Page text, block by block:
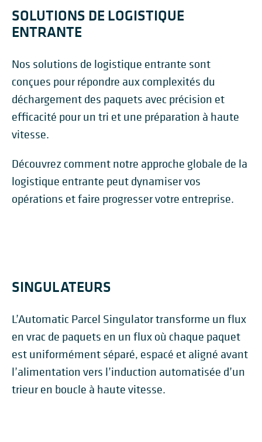
SOLUTIONS DE LOGISTIQUE
ENTRANTE
Nos solutions de logistique entrante sont
conçues pour répondre aux complexités du
déchargement des paquets avec précision et
efficacité pour un tri et une préparation à haute
vitesse.
Découvrez comment notre approche globale de la
logistique entrante peut dynamiser vos
opérations et faire progresser votre entreprise.
SINGULATEURS
L’Automatic Parcel Singulator transforme un flux
en vrac de paquets en un flux où chaque paquet
est uniformément séparé, espacé et aligné avant
l’alimentation vers l’induction automatisée d’un
trieur en boucle à haute vitesse.